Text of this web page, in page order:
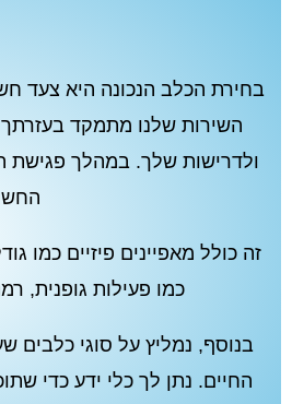
בחירת הכלב הנכונה היא צעד
השירות שלנו מתמקד
ולדרישות שלך. במהלך פגישת
זה כולל מאפיינים פיזיים כמו
כמו פעילות גופנית,
בנוסף, נמליץ על סוגי כלבים
החיים. נתן לך כלי ידע כדי